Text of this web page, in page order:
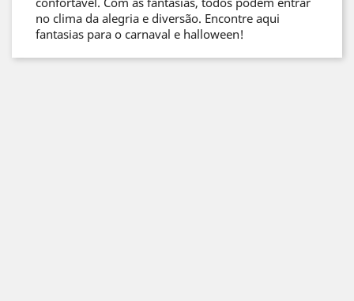
no clima da alegria e diversão. Encontre aqui
fantasias para o carnaval e halloween!